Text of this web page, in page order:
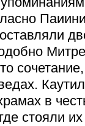
в
стояли